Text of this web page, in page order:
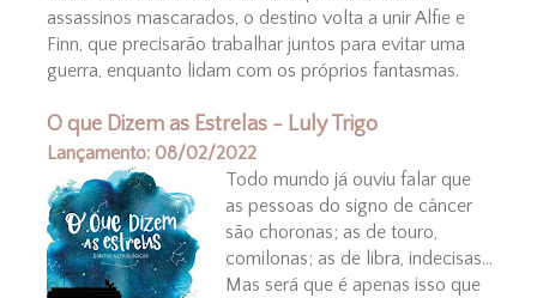
assassinos mascarados, o destino volta a unir Alfie e
Finn, que precisarão trabalhar juntos para evitar uma
guerra, enquanto lidam com os próprios fantasmas.
O que Dizem as Estrelas - Luly Trigo
Lançamento: 08/02/2022
Todo mundo já ouviu falar que
as pessoas do signo de câncer
são choronas; as de touro,
comilonas; as de libra, indecisas...
Mas será que é apenas isso que